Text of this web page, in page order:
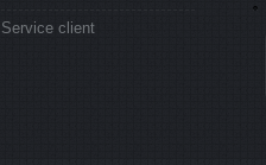
Service client